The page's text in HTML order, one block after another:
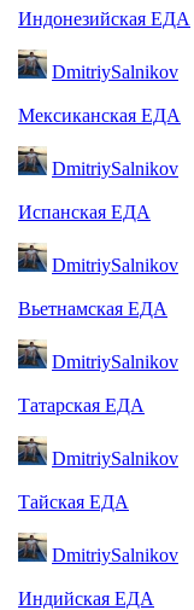
Индонезийская ЕДА
DmitriySalnikov
Мексиканская ЕДА
DmitriySalnikov
Испанская ЕДА
DmitriySalnikov
Вьетнамская ЕДА
DmitriySalnikov
Татарская ЕДА
DmitriySalnikov
Тайская ЕДА
DmitriySalnikov
Индийская ЕДА